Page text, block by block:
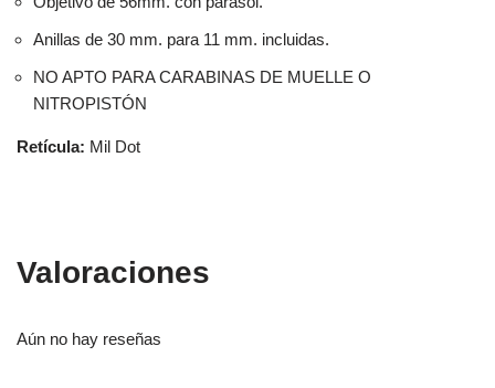
Anillas de 30 mm. para 11 mm. incluidas.
NO APTO PARA CARABINAS DE MUELLE O
NITROPISTÓN
Retícula: Mil Dot
Valoraciones
Aún no hay reseñas